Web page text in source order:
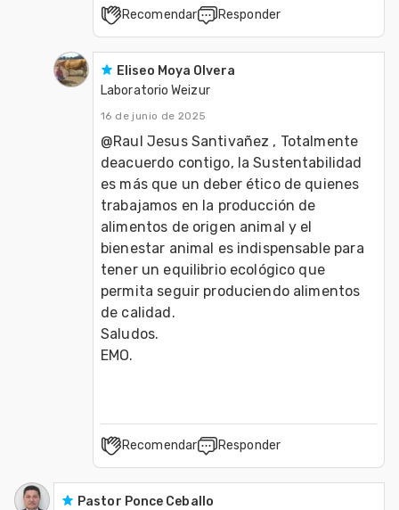
Recomendar Responder
Eliseo Moya Olvera
Laboratorio Weizur
16 de junio de 2025
@Raul Jesus Santivañez , Totalmente
deacuerdo contigo, la Sustentabilidad
es más que un deber ético de quienes
trabajamos en la producción de
alimentos de origen animal y el
bienestar animal es indispensable para
tener un equilibrio ecológico que
permita seguir produciendo alimentos
de calidad.
Saludos.
EMO.
Recomendar Responder
Pastor Ponce Ceballo